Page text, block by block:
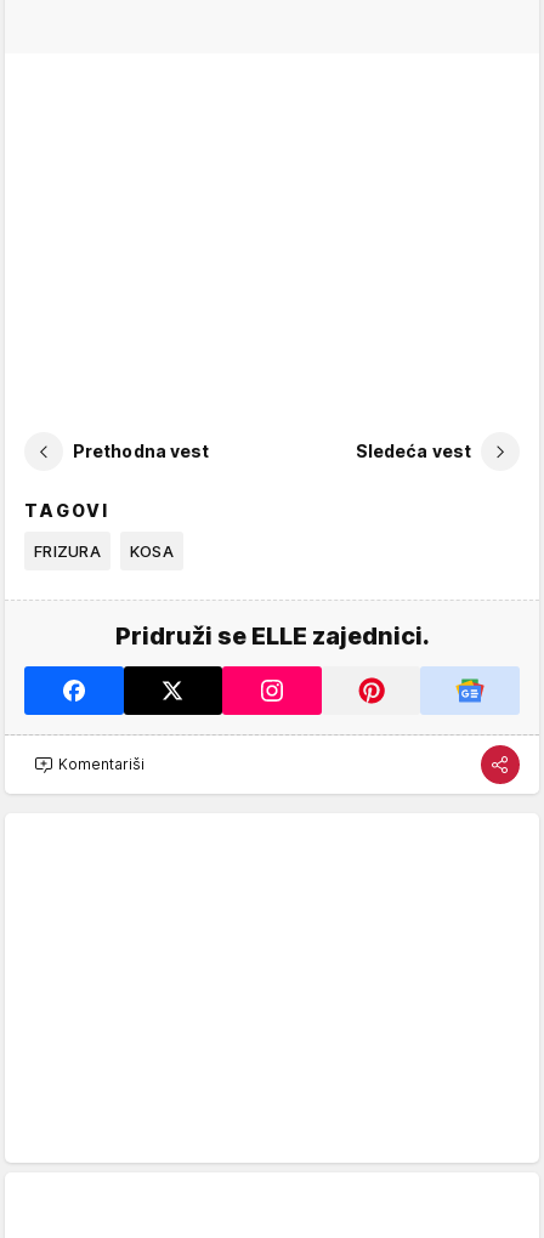
Prethodna vest Sledeća vest
TAGOVI
FRIZURA KOSA
Pridruži se ELLE zajednici.
Komentariši